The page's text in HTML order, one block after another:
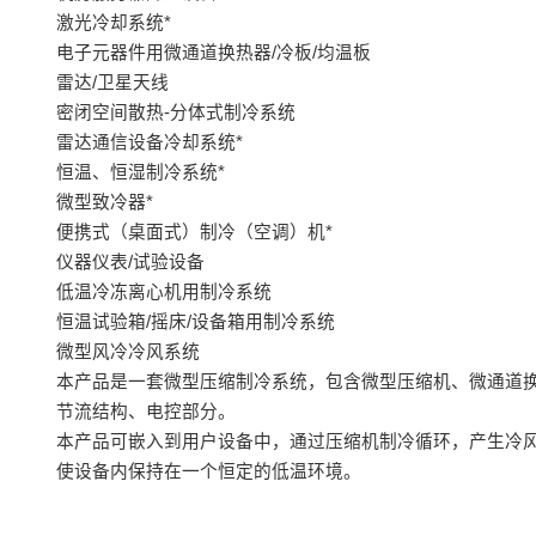
激光冷却系统*
电子元器件用微通道换热器/冷板/均温板
雷达/卫星天线
密闭空间散热-分体式制冷系统
雷达通信设备冷却系统*
恒温、恒湿制冷系统*
微型致冷器*
便携式（桌面式）制冷（空调）机*
仪器仪表/试验设备
低温冷冻离心机用制冷系统
恒温试验箱/摇床/设备箱用制冷系统
微型风冷冷风系统
本产品是一套微型压缩制冷系统，包含微型压缩机、微通道换
节流结构、电控部分。
本产品可嵌入到用户设备中，通过压缩机制冷循环，产生冷
使设备内保持在一个恒定的低温环境。